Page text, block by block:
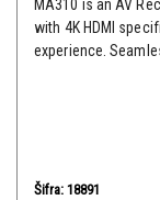
MA310 is an AV
with 4K HDMI
experience.
Šifra: 18891